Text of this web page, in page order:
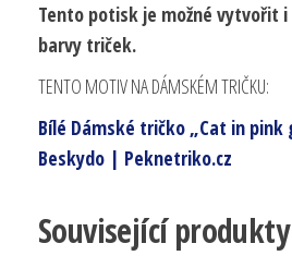
Tento potisk je možné vytvořit
barvy triček.
TENTO MOTIV NA DÁMSKÉM TRIČKU:
Bílé Dámské tričko „Cat in pink
Beskydo | Peknetriko.cz
Související produkty